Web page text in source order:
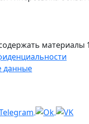
материалы
данные